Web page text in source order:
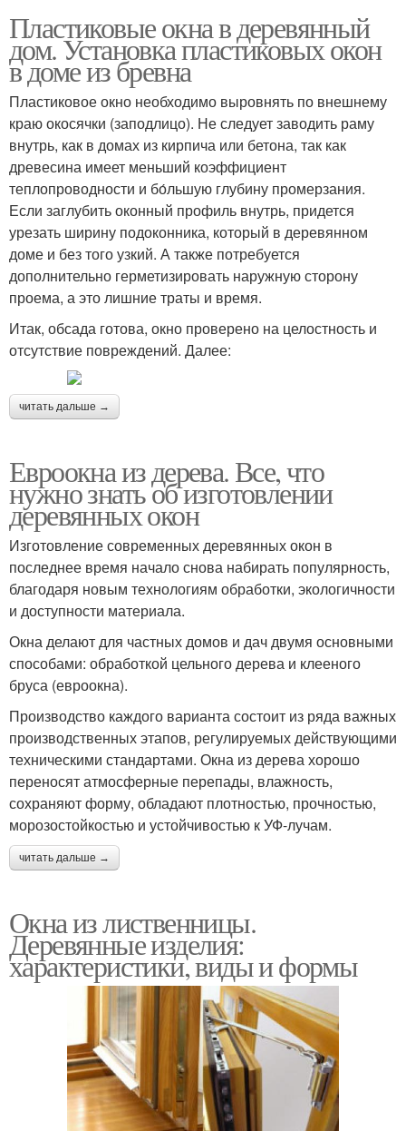
Пластиковые окна в деревянный
дом. Установка пластиковых окон
в доме из бревна
Пластиковое окно необходимо выровнять по внешнему
краю окосячки (заподлицо). Не следует заводить раму
внутрь, как в домах из кирпича или бетона, так как
древесина имеет меньший коэффициент
теплопроводности и бо́льшую глубину промерзания.
Если заглубить оконный профиль внутрь, придется
урезать ширину подоконника, который в деревянном
доме и без того узкий. А также потребуется
дополнительно герметизировать наружную сторону
проема, а это лишние траты и время.
Итак, обсада готова, окно проверено на целостность и
отсутствие повреждений. Далее:
читать дальше →
Евроокна из дерева. Все, что
нужно знать об изготовлении
деревянных окон
Изготовление современных деревянных окон в
последнее время начало снова набирать популярность,
благодаря новым технологиям обработки, экологичности
и доступности материала.
Окна делают для частных домов и дач двумя основными
способами: обработкой цельного дерева и клееного
бруса (евроокна).
Производство каждого варианта состоит из ряда важных
производственных этапов, регулируемых действующими
техническими стандартами. Окна из дерева хорошо
переносят атмосферные перепады, влажность,
сохраняют форму, обладают плотностью, прочностью,
морозостойкостью и устойчивостью к УФ-лучам.
читать дальше →
Окна из лиственницы.
Деревянные изделия:
характеристики, виды и формы